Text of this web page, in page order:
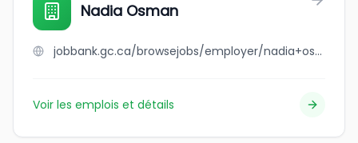
Nadia Osman
jobbank.gc.ca/browsejobs/employer/nadia+osman/ca
Voir les emplois et détails